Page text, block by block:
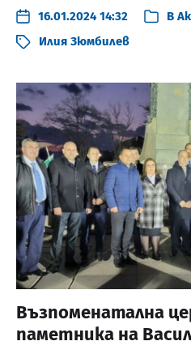
16.01.2024 14:32 В
Илия Зюмбилев
Възпоменатална
паметника на